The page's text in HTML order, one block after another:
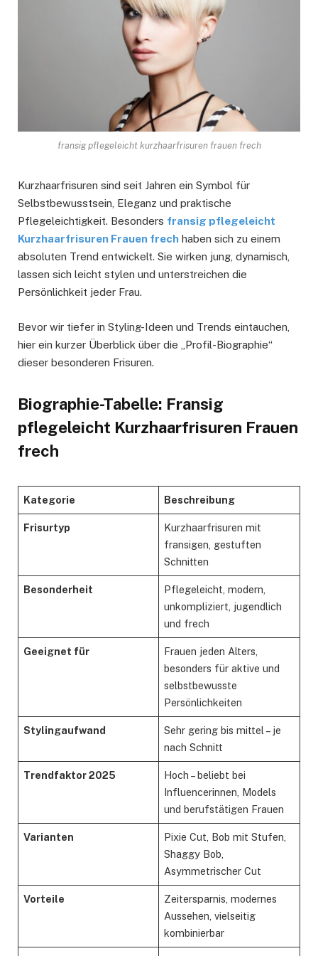
fransig pflegeleicht kurzhaarfrisuren frauen frech
Kurzhaarfrisuren sind seit Jahren ein Symbol für
Selbstbewusstsein, Eleganz und praktische
Pflegeleichtigkeit. Besonders fransig pflegeleicht
Kurzhaarfrisuren Frauen frech haben sich zu einem
absoluten Trend entwickelt. Sie wirken jung, dynamisch,
lassen sich leicht stylen und unterstreichen die
Persönlichkeit jeder Frau.
Bevor wir tiefer in Styling-Ideen und Trends eintauchen,
hier ein kurzer Überblick über die „Profil-Biographie“
dieser besonderen Frisuren.
Biographie-Tabelle: Fransig
pflegeleicht Kurzhaarfrisuren Frauen
frech
Kategorie Beschreibung
Frisurtyp
Kurzhaarfrisuren mit
fransigen, gestuften
Schnitten
Besonderheit
Pflegeleicht, modern,
unkompliziert, jugendlich
und frech
Geeignet für
Frauen jeden Alters,
besonders für aktive und
selbstbewusste
Persönlichkeiten
Stylingaufwand
Sehr gering bis mittel – je
nach Schnitt
Trendfaktor 2025
Hoch – beliebt bei
Influencerinnen, Models
und berufstätigen Frauen
Varianten
Pixie Cut, Bob mit Stufen,
Shaggy Bob,
Asymmetrischer Cut
Vorteile
Zeitersparnis, modernes
Aussehen, vielseitig
kombinierbar